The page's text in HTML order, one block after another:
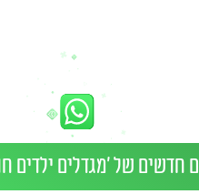
חדשים של 'מגדלים ילדים